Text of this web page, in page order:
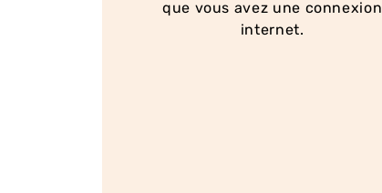
que vous avez une connexion
internet.